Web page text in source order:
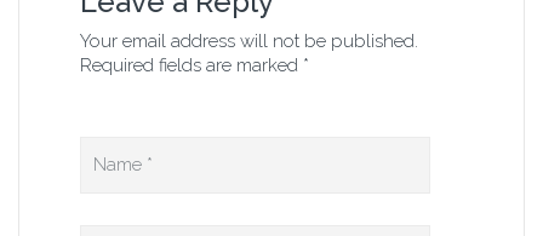
Your email address will not be published.
Required fields are marked *